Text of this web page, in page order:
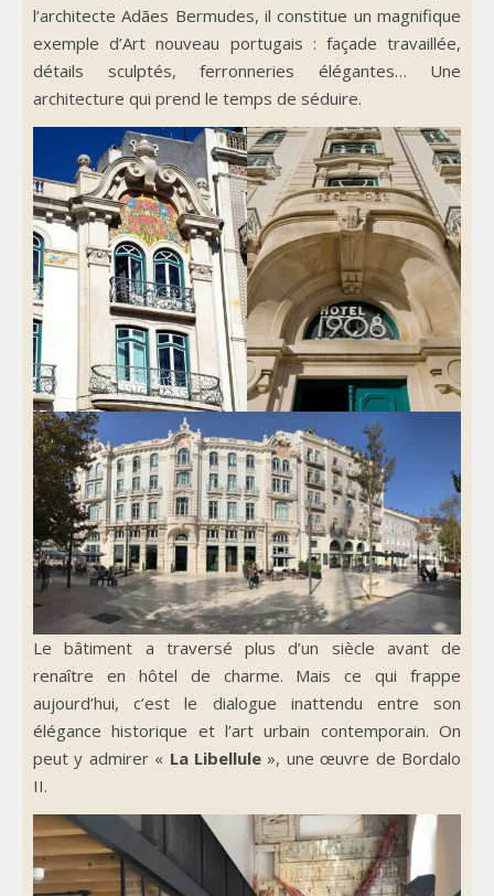
l’architecte Adães Bermudes, il constitue un magnifique
exemple d’Art nouveau portugais : façade travaillée,
détails sculptés, ferronneries élégantes… Une
architecture qui prend le temps de séduire.
Le bâtiment a traversé plus d’un siècle avant de
renaître en hôtel de charme. Mais ce qui frappe
aujourd’hui, c’est le dialogue inattendu entre son
élégance historique et l’art urbain contemporain. On
peut y admirer « La Libellule », une œuvre de Bordalo
II.